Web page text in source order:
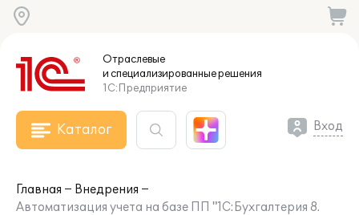
Отраслевые
и специализированныерешения
1С:Предприятие
Каталог Вход
Главная
Внедрения
Автоматизация учета на базе ПП "1С:Бухгалтерия 8.